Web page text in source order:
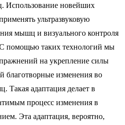
Использование новейших
ультразвуковую
мышц и визуального контроля
помощью таких технологий мы
на укрепление силы
изменения во
Такая адаптация делает в
процесс изменения в
Эта адаптация, вероятно,